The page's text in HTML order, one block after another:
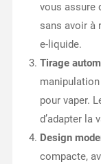
vous assure
sans avoir à
e-liquide.
Tirage
pour vaper.
d’adapter la
Design
compacte,